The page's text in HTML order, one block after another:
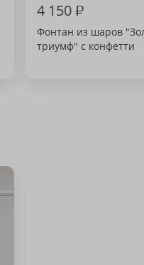
4 150₽
Фонтан из шаров
триумф" с конфетти